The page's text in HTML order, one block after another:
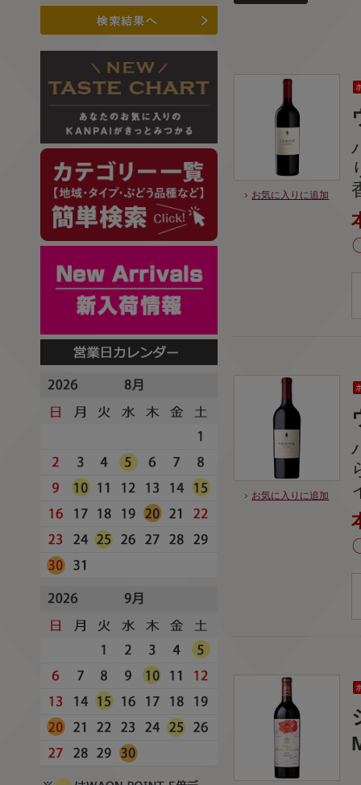
お気に入りに追加
お気に入りに追加